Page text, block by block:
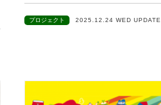
プロジェクト 2025.12.24 WED UPDATE